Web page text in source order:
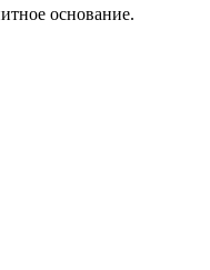
основание.